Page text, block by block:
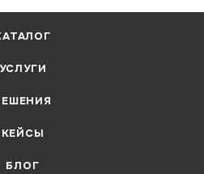
УСЛУГИ
КЕЙСЫ
БЛОГ